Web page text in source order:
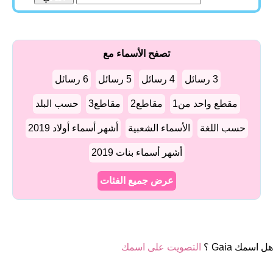
تصفح الأسماء مع
3 رسائل 4 رسائل 5 رسائل 6 رسائل
مقطع واحد من1 مقاطع2 مقاطع3 حسب البلد
حسب اللغة الأسماء الشعبية أشهر أسماء أولاد 2019
أشهر أسماء بنات 2019
عرض جميع الفئات
هل اسمك Gaia ؟ التصويت على اسمك